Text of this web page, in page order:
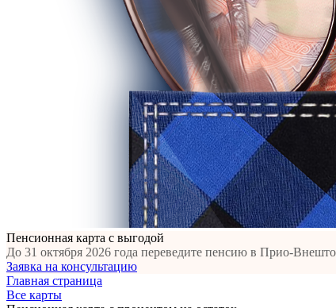
Пенсионная карта с выгодой
До 31 октября 2026 года переведите пенсию в Прио-
Заявка на консультацию
Главная страница
Все карты